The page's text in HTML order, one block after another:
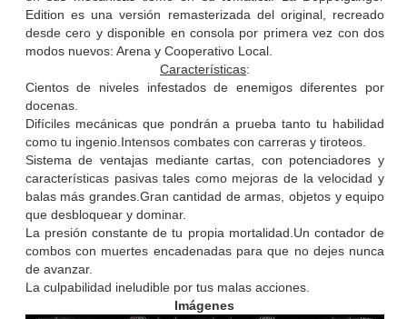
Edition es una versión remasterizada del original, recreado
desde cero y disponible en consola por primera vez con dos
modos nuevos: Arena y Cooperativo Local.
Características:
Cientos de niveles infestados de enemigos diferentes por
docenas.
Difíciles mecánicas que pondrán a prueba tanto tu habilidad
como tu ingenio.Intensos combates con carreras y tiroteos.
Sistema de ventajas mediante cartas, con potenciadores y
características pasivas tales como mejoras de la velocidad y
balas más grandes.Gran cantidad de armas, objetos y equipo
que desbloquear y dominar.
La presión constante de tu propia mortalidad.Un contador de
combos con muertes encadenadas para que no dejes nunca
de avanzar.
La culpabilidad ineludible por tus malas acciones.
Imágenes